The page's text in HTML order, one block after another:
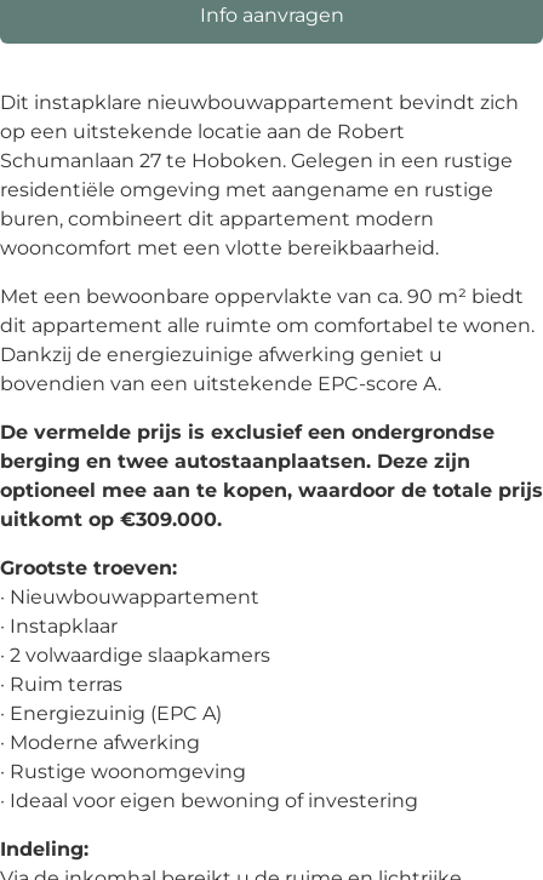
Info aanvragen
Dit instapklare nieuwbouwappartement bevindt zich
op een uitstekende locatie aan de Robert
Schumanlaan 27 te Hoboken. Gelegen in een rustige
residentiële omgeving met aangename en rustige
buren, combineert dit appartement modern
wooncomfort met een vlotte bereikbaarheid.
Met een bewoonbare oppervlakte van ca. 90 m² biedt
dit appartement alle ruimte om comfortabel te wonen.
Dankzij de energiezuinige afwerking geniet u
bovendien van een uitstekende EPC-score A.
De vermelde prijs is exclusief een ondergrondse
berging en twee autostaanplaatsen. Deze zijn
optioneel mee aan te kopen, waardoor de totale prijs
uitkomt op €309.000.
Grootste troeven:
· Nieuwbouwappartement
· Instapklaar
· 2 volwaardige slaapkamers
· Ruim terras
· Energiezuinig (EPC A)
· Moderne afwerking
· Rustige woonomgeving
· Ideaal voor eigen bewoning of investering
Indeling: